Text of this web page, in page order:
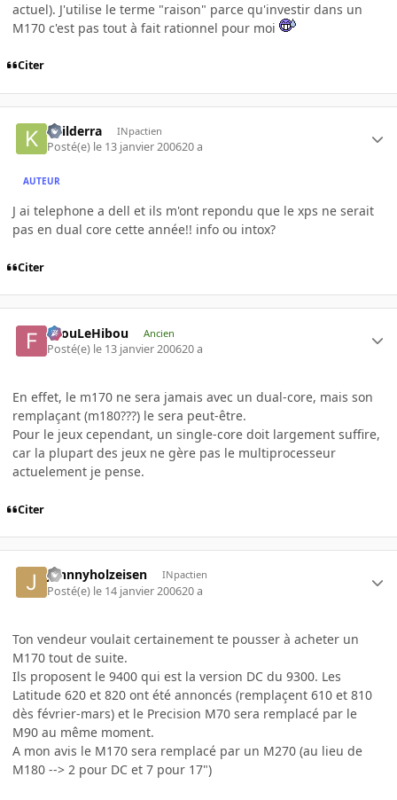
actuel). J'utilise le terme "raison" parce qu'investir dans un
M170 c'est pas tout à fait rationnel pour moi
Citer
keilderra INpactien
Posté(e) le 13 janvier 200620 a
AUTEUR
J ai telephone a dell et ils m'ont repondu que le xps ne serait
pas en dual core cette année!! info ou intox?
Citer
FilouLeHibou Ancien
Posté(e) le 13 janvier 200620 a
En effet, le m170 ne sera jamais avec un dual-core, mais son
remplaçant (m180???) le sera peut-être.
Pour le jeux cependant, un single-core doit largement suffire,
car la plupart des jeux ne gère pas le multiprocesseur
actuelement je pense.
Citer
johnnyholzeisen INpactien
Posté(e) le 14 janvier 200620 a
Ton vendeur voulait certainement te pousser à acheter un
M170 tout de suite.
Ils proposent le 9400 qui est la version DC du 9300. Les
Latitude 620 et 820 ont été annoncés (remplaçent 610 et 810
dès février-mars) et le Precision M70 sera remplacé par le
M90 au même moment.
A mon avis le M170 sera remplacé par un M270 (au lieu de
M180 --> 2 pour DC et 7 pour 17")